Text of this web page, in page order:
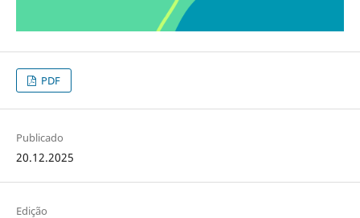
PDF
Publicado
20.12.2025
Edição